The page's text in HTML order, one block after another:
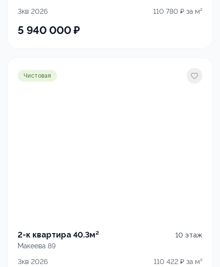
3кв 2026
110 780 ₽ за м²
5 940 000₽
Чистовая
2-к квартира 40.3м² 10 этаж
Макеева 89
3кв 2026
110 422 ₽ за м²